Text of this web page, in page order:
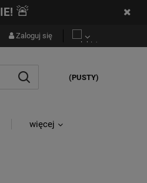
🚨
Zaloguj się
(PUSTY)
więcej